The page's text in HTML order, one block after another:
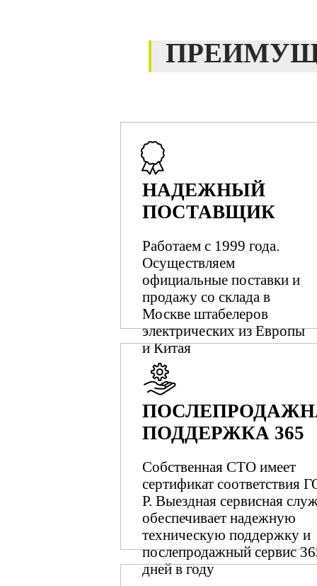
НАДЕЖНЫЙ
ПОСТАВЩИК
Работаем с 1999 года.
Осуществляем
официальные поставки и
продажу со склада в
Москве штабелеров
электрических из Европы
и Китая
ПОДДЕРЖКА 365
Собственная СТО имеет
сертификат соответствия
Р. Выездная сервисная
обеспечивает надежную
техническую поддержку и
послепродажный сервис
дней в году